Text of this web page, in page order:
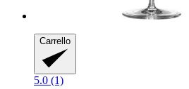
Carrello
5.0 (1)